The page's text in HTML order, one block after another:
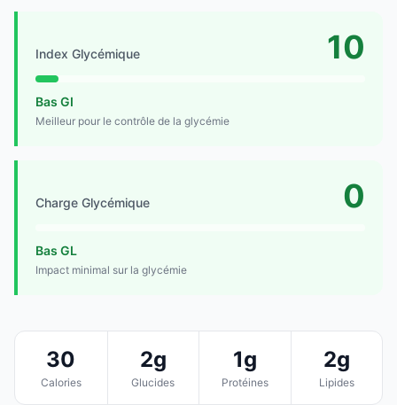
Index Glycémique 10
Bas GI
Meilleur pour le contrôle de la glycémie
Charge Glycémique 0
Bas GL
Impact minimal sur la glycémie
30
Calories
2g
Glucides
1g
Protéines
2g
Lipides